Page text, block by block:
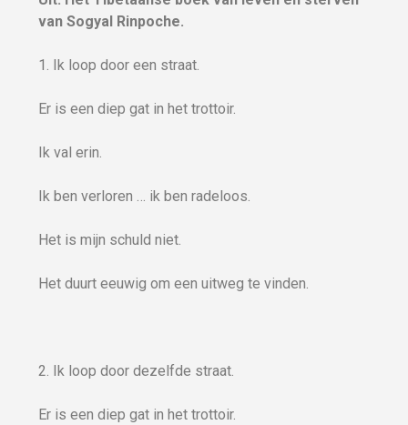
van Sogyal Rinpoche.
1. Ik loop door een straat.
Er is een diep gat in het trottoir.
Ik val erin.
Ik ben verloren … ik ben radeloos.
Het is mijn schuld niet.
Het duurt eeuwig om een uitweg te vinden.
2. Ik loop door dezelfde straat.
Er is een diep gat in het trottoir.